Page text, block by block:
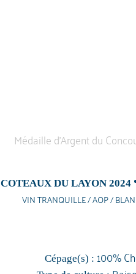
COTEAUX DU LAYON 2024
VIN TRANQUILLE / AOP /
Cépage(s) : 100%